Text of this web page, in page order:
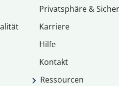
Privatsphäre &
Karriere
Hilfe
Kontakt
Ressourcen